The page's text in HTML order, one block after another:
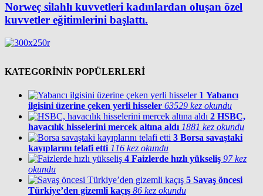
Norweç silahlı kuvvetleri kadınlardan oluşan özel
kuvvetler eğitimlerini başlattı.
KATEGORİNİN POPÜLERLERİ
1 Yabancı
ilgisini üzerine çeken yerli hisseler 63529 kez okundu
2 HSBC,
havacılık hisselerini mercek altına aldı 1881 kez okundu
3 Borsa savaştaki
kayıplarını telafi etti 116 kez okundu
4 Faizlerde hızlı yükseliş 97 kez
okundu
5 Savaş öncesi
Türkiye’den gizemli kaçış 86 kez okundu